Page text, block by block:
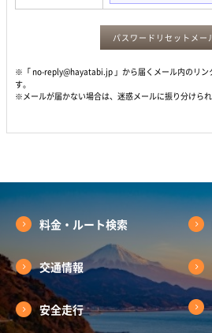
パスワードリセットメー
※「 no-reply@hayatabi.jp 」から届くメール内のリン
す。
※メールが届かない場合は、迷惑メールに振り分けら
料金・ルート検索
交通情報
安全走行